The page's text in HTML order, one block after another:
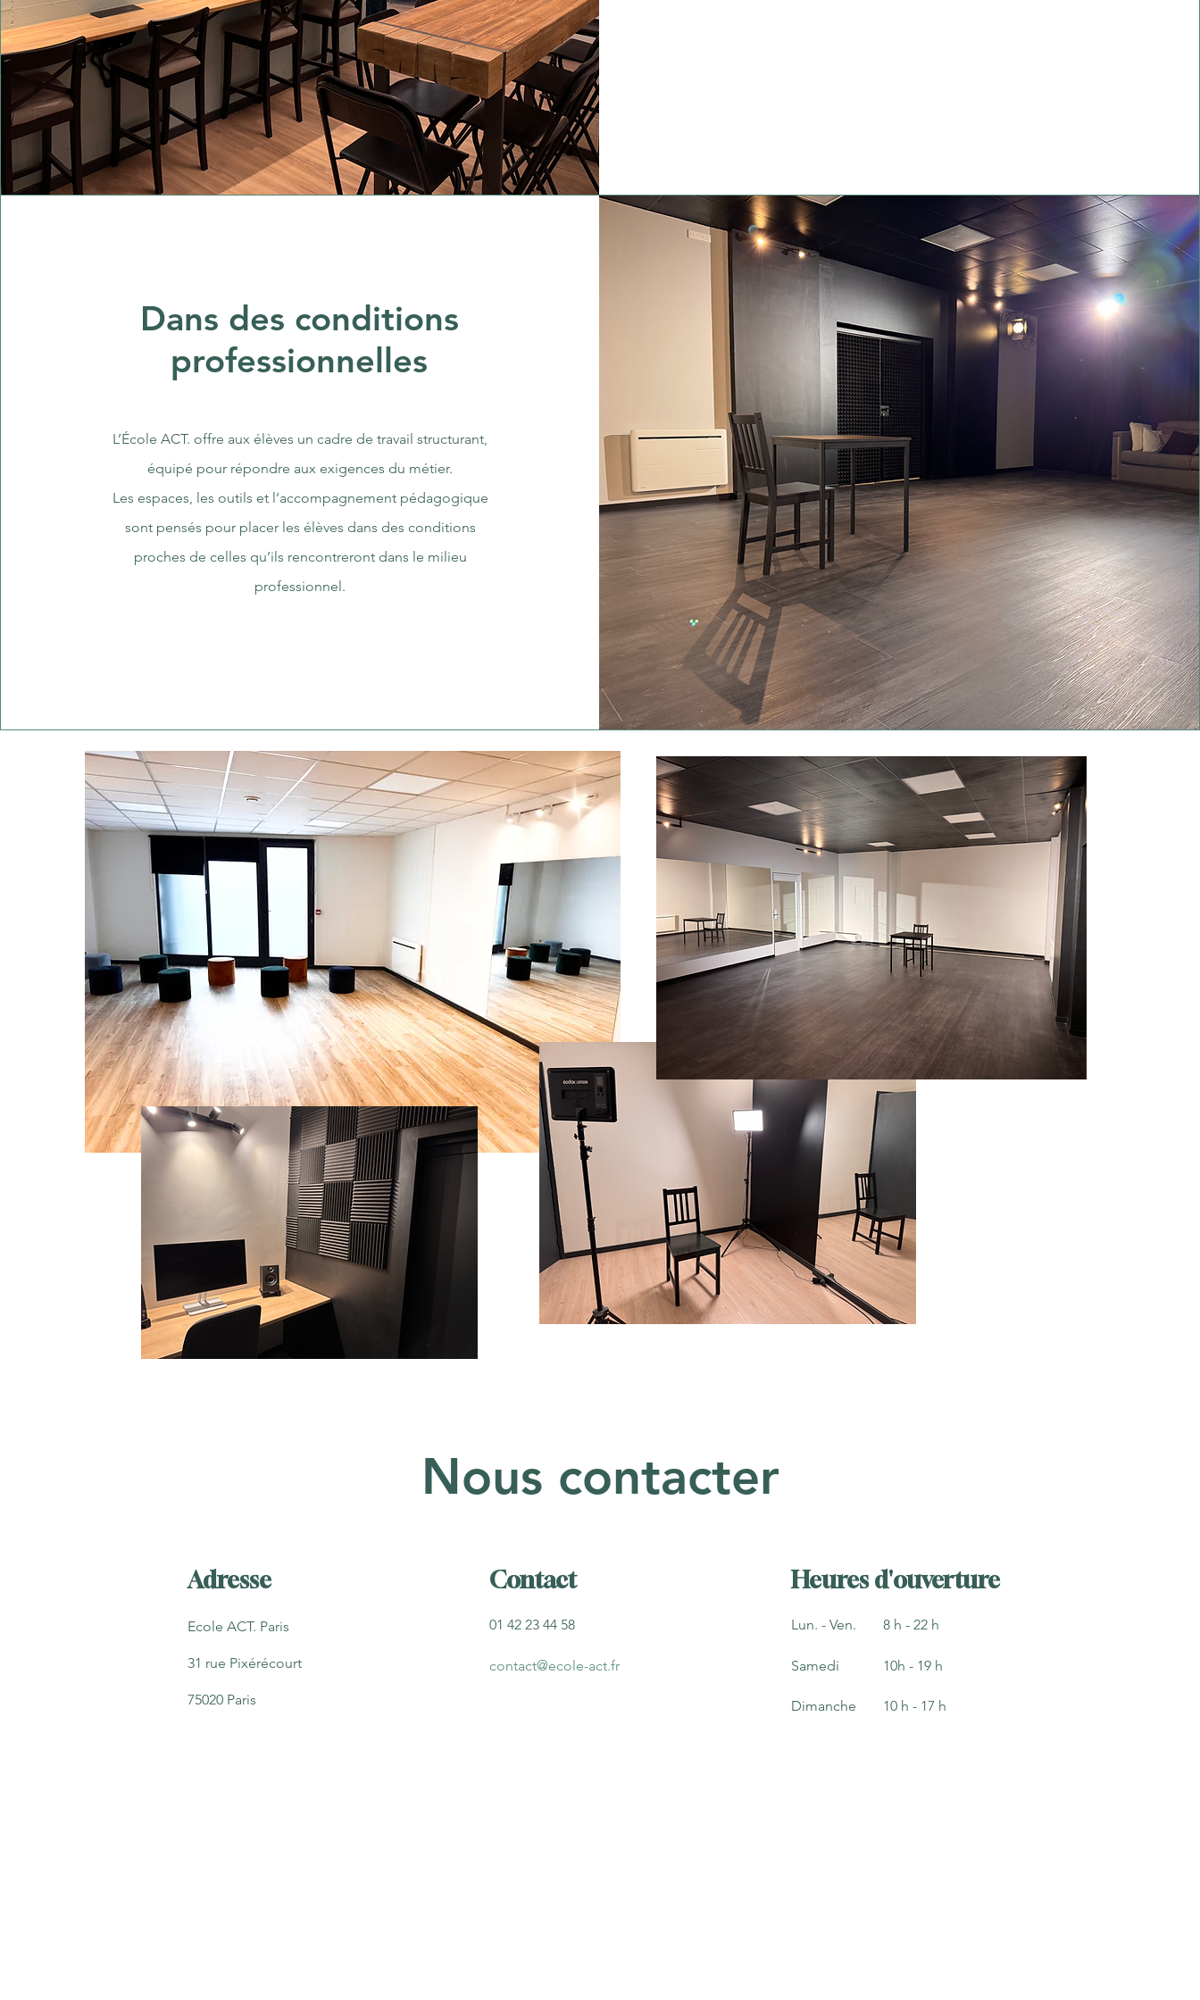
Dans des conditions
professionnelles
L’École ACT. offre aux élèves un cadre de travail structurant,
équipé pour répondre aux exigences du métier.
Les espaces, les outils et l’accompagnement pédagogique
sont pensés pour placer les élèves dans des conditions
proches de celles qu’ils rencontreront dans le milieu
professionnel.
Nous contacter
Adresse
Ecole ACT. Paris
31 rue Pixérécourt
75020 Paris
Contact
01 42 23 44 58
contact@ecole-act.fr
Heures d'ouverture
Lun. - Ven. 8 h - 22 h
Samedi 10h - 19 h
Dimanche 10 h - 17 h